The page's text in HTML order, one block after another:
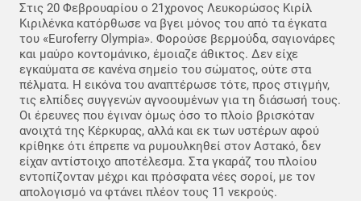
Στις 20 Φεβρουαρίου ο 21χρονος Λευκορώσος Κιρίλ
Κιριλένκα κατόρθωσε να βγει μόνος του από τα έγκατα
του «Euroferry Olympia». Φορούσε βερμούδα, σαγιονάρες
και μαύρο κοντομάνικο, έμοιαζε άθικτος. Δεν είχε
εγκαύματα σε κανένα σημείο του σώματος, ούτε στα
πέλματα. Η εικόνα του αναπτέρωσε τότε, προς στιγμήν,
τις ελπίδες συγγενών αγνοουμένων για τη διάσωσή τους.
Οι έρευνες που έγιναν όμως όσο το πλοίο βρισκόταν
ανοιχτά της Κέρκυρας, αλλά και εκ των υστέρων αφού
κρίθηκε ότι έπρεπε να ρυμουλκηθεί στον Αστακό, δεν
είχαν αντίστοιχο αποτέλεσμα. Στα γκαράζ του πλοίου
εντοπίζονταν μέχρι και πρόσφατα νέες σοροί, με τον
απολογισμό να φτάνει πλέον τους 11 νεκρούς.